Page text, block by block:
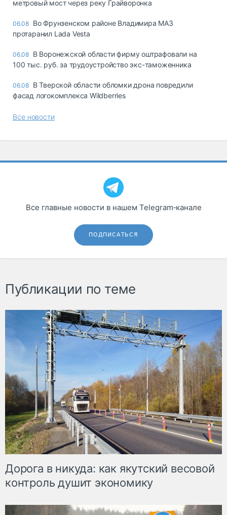
метровый мост через реку Грайворонка
06.08 Во Фрунзенском районе Владимира МАЗ
протаранил Lada Vesta
06.08 В Воронежской области фирму оштрафовали на
100 тыс. руб. за трудоустройство экс-таможенника
06.08 В Тверской области обломки дрона повредили
фасад логокомплекса Wildberries
Все новости
Все главные новости в нашем Telegram‑канале
ПОДПИСАТЬСЯ
Публикации по теме
Дорога в никуда: как якутский весовой
контроль душит экономику